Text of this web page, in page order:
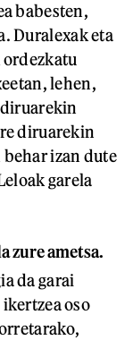
babesten,
Duralexak eta
lehen,
diruarekin
izan dute
garela
zure ametsa.
da garai
oso